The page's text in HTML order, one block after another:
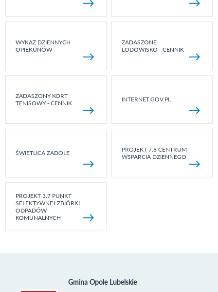
WYKAZ DZIENNYCH
OPIEKUNÓW
ZADASZONE
LODOWISKO - CENNIK
ZADASZONY KORT
TENISOWY - CENNIK
INTERNET.GOV.PL
ŚWIETLICA ZADOLE
PROJEKT 7.6 CENTRUM
WSPARCIA DZIENNEGO
PROJEKT 3.7 PUNKT
SELEKTYWNEJ ZBIÓRKI
ODPADÓW
KOMUNALNYCH
Gmina Opole Lubelskie